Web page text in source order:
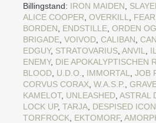
Billingstand: IRON MAIDEN
ALICE COOPER OVERKILL
BORDEN
ENDSTILLE ORDEN
BRIGADE VOIVOD CALIBAN
EDGUY, STRATOVARIUS ANVIL
ENEMY, DIE APOKALYPTISCHEN
BLOOD U.D.O. IMMORTAL JOB
CORVUS CORAX W.A.S.P.
KAMELOT, UNLEASHED ASTRAL
LOCK UP, TARJA DESPISED ICON
TORFROCK
EKTOMORF,